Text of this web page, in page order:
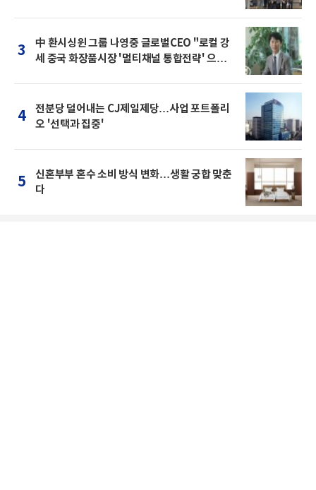
3
中 환시싱윈 그룹 나영중 글로벌CEO "로컬 강
세 중국 화장품시장 '멀티채널 통합전략' 으로
4
전분당 덜어내는 CJ제일제당…사업 포트폴리
오 '선택과 집중'
5
신혼부부 혼수 소비 방식 변화…생활 궁합 맞춘
다